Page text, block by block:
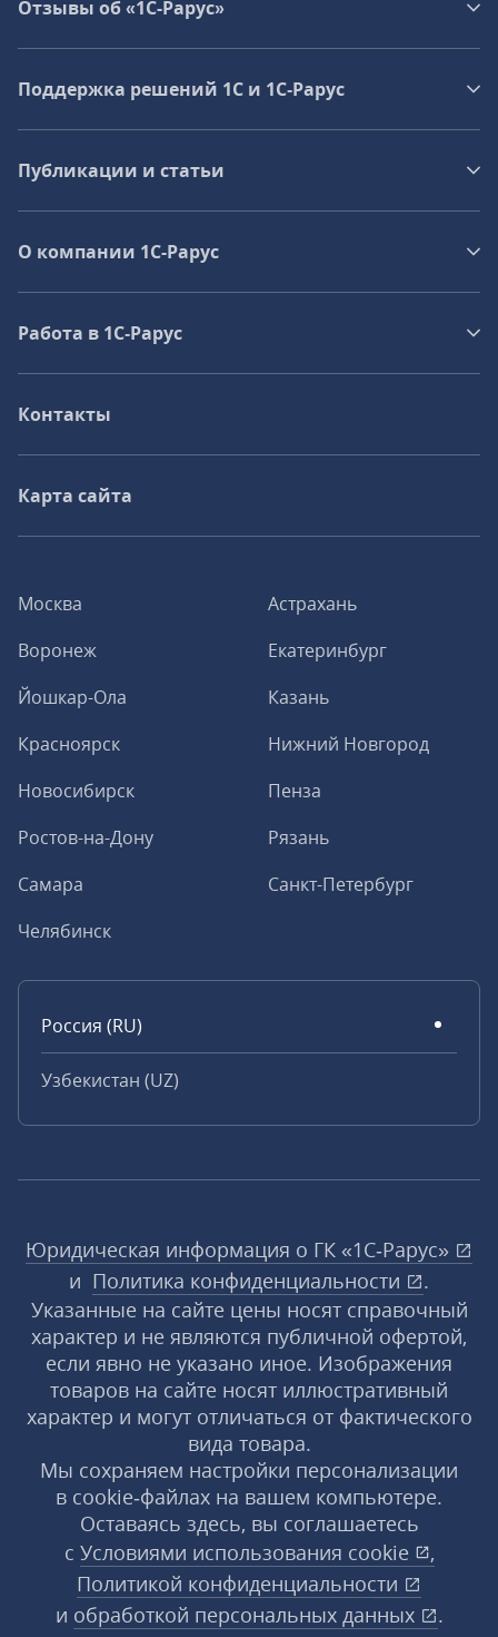
Москва
Астрахань
Воронеж
Екатеринбург
Йошкар-Ола
Казань
Красноярск
Нижний Новгород
Новосибирск
Пенза
Ростов-на-Дону
Рязань
Самара
Санкт-Петербург
Челябинск
Россия (RU)
Узбекистан (UZ)
Отзывы об «1С-Рарус»
Поддержка решений 1С и 1С‑Рарус
Публикации и статьи
О компании 1C-Рарус
Работа в 1С‑Рарус
Контакты
Карта сайта
Юридическая информация о ГК «1С‑Рарус»
и Политика конфиденциальности
.
Указанные на сайте цены носят справочный
характер и не являются публичной офертой,
если явно не указано иное. Изображения
товаров на сайте носят иллюстративный
характер и могут отличаться от фактического
вида товара.
Мы сохраняем настройки персонализации
в cookie‑файлах на вашем компьютере.
Оставаясь здесь, вы соглашаетесь
с Условиями использования cookie
,
Политикой конфиденциальности
и обработкой персональных данных
.